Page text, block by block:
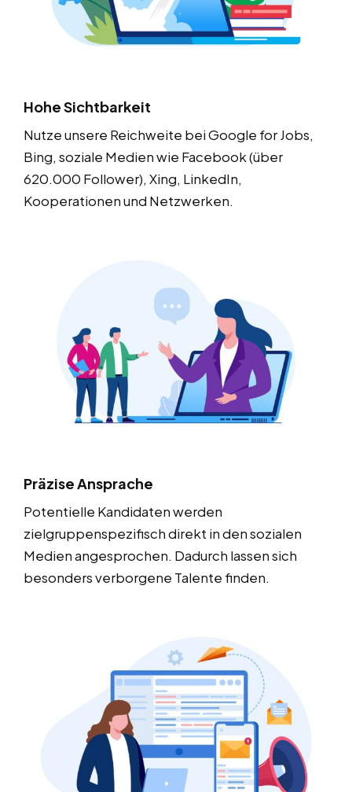
Hohe Sichtbarkeit
Nutze unsere Reichweite bei Google for Jobs,
Bing, soziale Medien wie Facebook (über
620.000 Follower), Xing, LinkedIn,
Kooperationen und Netzwerken.
Präzise Ansprache
Potentielle Kandidaten werden
zielgruppenspezifisch direkt in den sozialen
Medien angesprochen. Dadurch lassen sich
besonders verborgene Talente finden.